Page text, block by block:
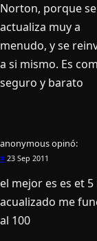
Norton, porque se
actualiza muy a
menudo, y se
a si mismo. Es
seguro y barato
anonymousopinó:
# 23 Sep 2011
el mejor es es et
acualizado me
al 100